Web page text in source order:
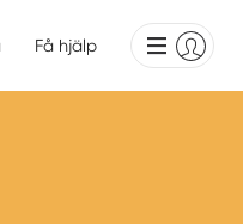
Få hjälp